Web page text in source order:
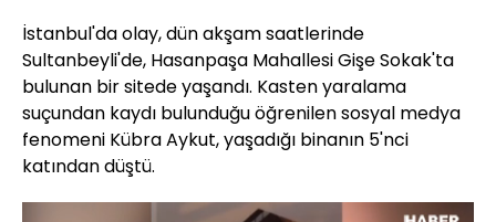
İstanbul'da olay, dün akşam saatlerinde
Sultanbeyli'de, Hasanpaşa Mahallesi Gişe Sokak'ta
bulunan bir sitede yaşandı. Kasten yaralama
suçundan kaydı bulunduğu öğrenilen sosyal medya
fenomeni Kübra Aykut, yaşadığı binanın 5'nci
katından düştü.